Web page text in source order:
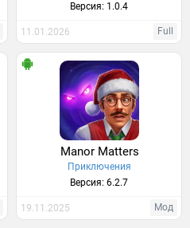
Версия: 1.0.4
11.01.2026 Full
Manor Matters
Приключения
Версия: 6.2.7
19.11.2025 Мод